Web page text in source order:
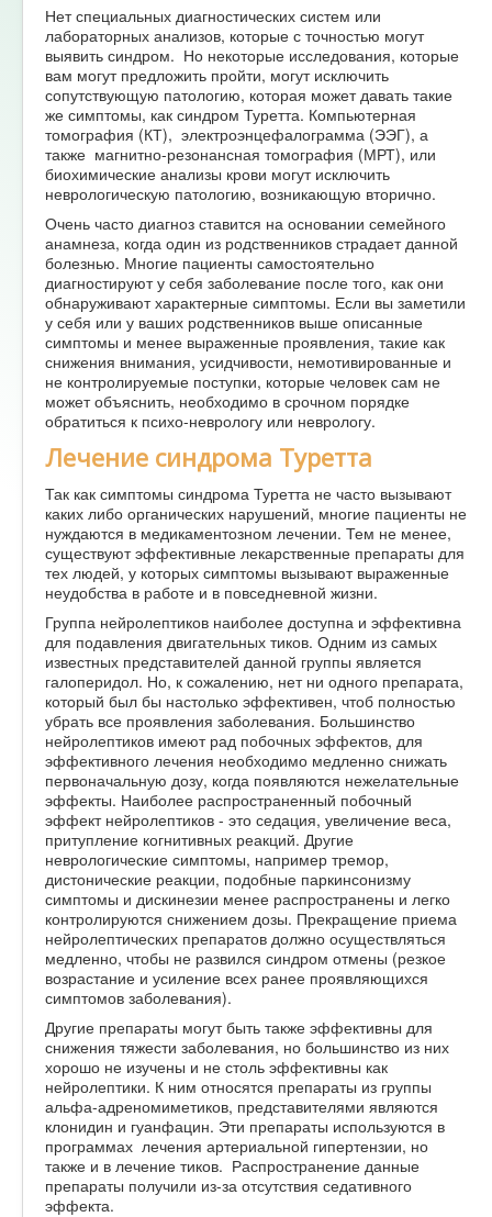
Нет специальных диагностических систем или
лабораторных анализов, которые с точностью могут
выявить синдром. Но некоторые исследования, которые
вам могут предложить пройти, могут исключить
сопутствующую патологию, которая может давать такие
же симптомы, как синдром Туретта. Компьютерная
томография (КТ), электроэнцефалограмма (ЭЭГ), а
также магнитно-резонансная томография (МРТ), или
биохимические анализы крови могут исключить
неврологическую патологию, возникающую вторично.
Очень часто диагноз ставится на основании семейного
анамнеза, когда один из родственников страдает данной
болезнью. Многие пациенты самостоятельно
диагностируют у себя заболевание после того, как они
обнаруживают характерные симптомы. Если вы заметили
у себя или у ваших родственников выше описанные
симптомы и менее выраженные проявления, такие как
снижения внимания, усидчивости, немотивированные и
не контролируемые поступки, которые человек сам не
может объяснить, необходимо в срочном порядке
обратиться к психо-неврологу или неврологу.
Лечение синдрома Туретта
Так как симптомы синдрома Туретта не часто вызывают
каких либо органических нарушений, многие пациенты не
нуждаются в медикаментозном лечении. Тем не менее,
существуют эффективные лекарственные препараты для
тех людей, у которых симптомы вызывают выраженные
неудобства в работе и в повседневной жизни.
Группа нейролептиков наиболее доступна и эффективна
для подавления двигательных тиков. Одним из самых
известных представителей данной группы является
галоперидол. Но, к сожалению, нет ни одного препарата,
который был бы настолько эффективен, чтоб полностью
убрать все проявления заболевания. Большинство
нейролептиков имеют рад побочных эффектов, для
эффективного лечения необходимо медленно снижать
первоначальную дозу, когда появляются нежелательные
эффекты. Наиболее распространенный побочный
эффект нейролептиков - это седация, увеличение веса,
притупление когнитивных реакций. Другие
неврологические симптомы, например тремор,
дистонические реакции, подобные паркинсонизму
симптомы и дискинезии менее распространены и легко
контролируются снижением дозы. Прекращение приема
нейролептических препаратов должно осуществляться
медленно, чтобы не развился синдром отмены (резкое
возрастание и усиление всех ранее проявляющихся
симптомов заболевания).
Другие препараты могут быть также эффективны для
снижения тяжести заболевания, но большинство из них
хорошо не изучены и не столь эффективны как
нейролептики. К ним относятся препараты из группы
альфа-адреномиметиков, представителями являются
клонидин и гуанфацин. Эти препараты используются в
программах лечения артериальной гипертензии, но
также и в лечение тиков. Распространение данные
препараты получили из-за отсутствия седативного
эффекта.